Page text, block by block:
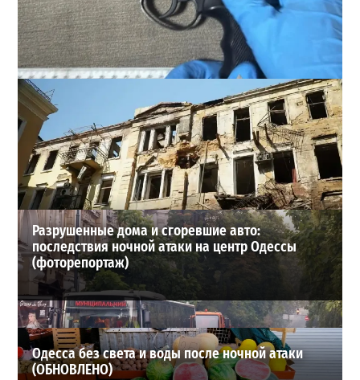
В Одессе стреляли по сотрудникам ТЦК: есть
раненые (ОБНОВЛЕНО)
2
02-08-2026 в 22:15
ВИБОР РЕДАКЦИИ
Разрушенные дома и сгоревшие авто:
последствия ночной атаки на центр Одессы
(фоторепортаж)
Одесса без света и воды после ночной атаки
(ОБНОВЛЕНО)